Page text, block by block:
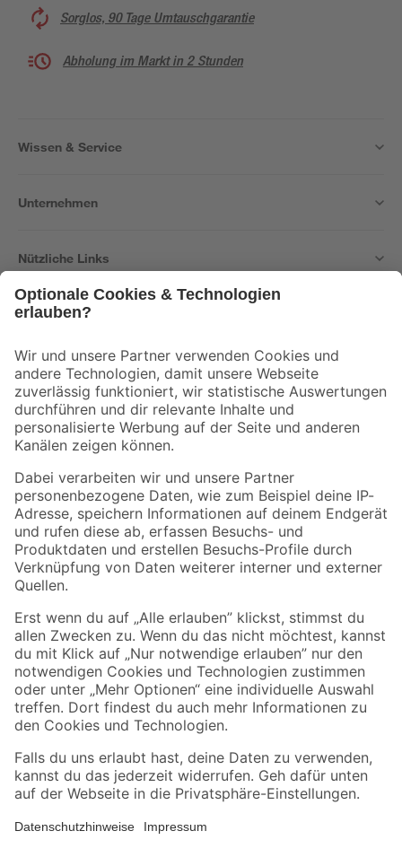
Sorglos, 90 Tage Umtauschgarantie
Abholung im Markt in 2 Stunden
Wissen & Service
Unternehmen
Nützliche Links
Der toom Newsletter: Keine Angebote und Aktionen mehr verpassen!
Zur Newsletter Anmeldung
Folge uns
Zahlungsarten Versandarten
Sicher einkaufen
Jetzt die toom-App herunterladen
Alle Preisangaben in EUR inkl. gesetzl. MwSt.. Die dargestellten Angebote sind unter
Umständen nicht in allen Märkten verfügbar. Die angegebenen Verfügbarkeiten beziehen
Produkte nur solange der Vorrat reicht.
*Paketversand ab 59 € versandkostenfrei, gilt nicht für Artikel mit Speditionsversand, hier